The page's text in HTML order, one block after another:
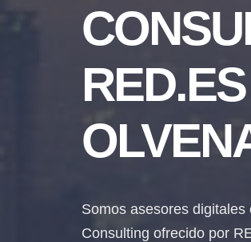
Somos asesores digitales
Consulting ofrecido por